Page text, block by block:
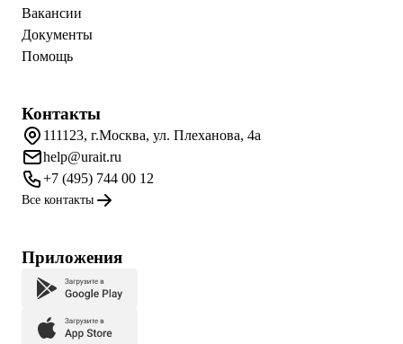
Вакансии
Документы
Помощь
Контакты
111123, г.Москва, ул. Плеханова, 4а
help@urait.ru
+7 (495) 744 00 12
Все контакты
Приложения